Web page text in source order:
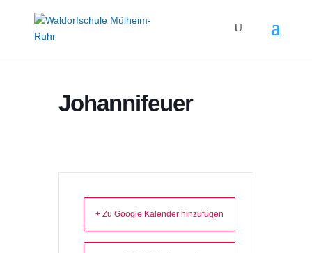
Johannifeuer
+ Zu Google Kalender hinzufügen